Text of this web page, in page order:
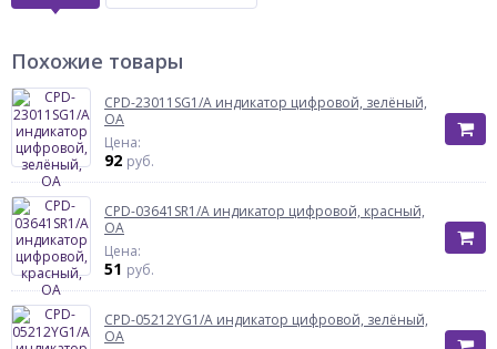
Похожие товары
CPD-23011SG1/A индикатор цифровой, зелёный,
ОА
Цена:
92 руб.
CPD-03641SR1/A индикатор цифровой, красный,
ОА
Цена:
51 руб.
CPD-05212YG1/A индикатор цифровой, зелёный,
ОА